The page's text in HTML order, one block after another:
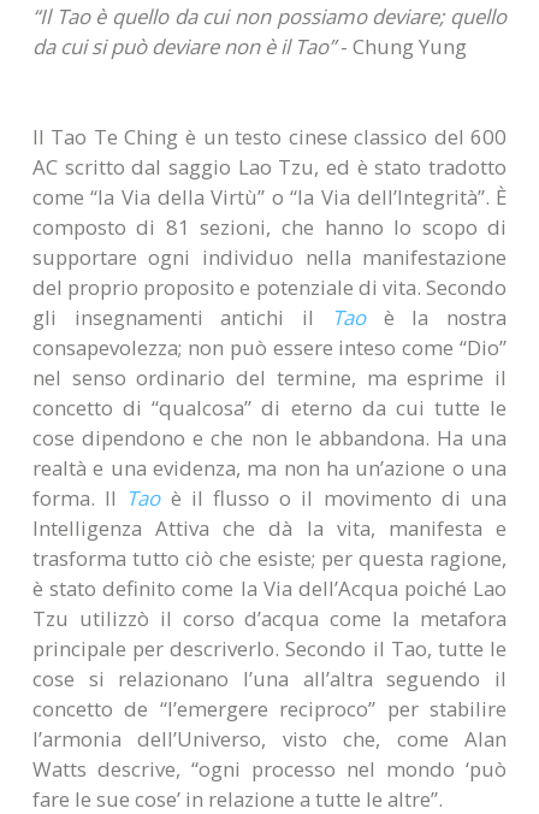
“Il Tao è quello da cui non possiamo deviare; quello
da cui si può deviare non è il Tao”- Chung Yung
Il Tao Te Ching è un testo cinese classico del 600
AC scritto dal saggio Lao Tzu, ed è stato tradotto
come “la Via della Virtù” o “la Via dell’Integrità”. È
composto di 81 sezioni, che hanno lo scopo di
supportare ogni individuo nella manifestazione
del proprio proposito e potenziale di vita. Secondo
gli insegnamenti antichi il
Taoè la nostra
consapevolezza; non può essere inteso come “Dio”
nel senso ordinario del termine, ma esprime il
concetto di “qualcosa” di eterno da cui tutte le
cose dipendono e che non le abbandona. Ha una
realtà e una evidenza, ma non ha un’azione o una
forma. Il Taoè il flusso o il movimento di una
Intelligenza Attiva che dà la vita, manifesta e
trasforma tutto ciò che esiste; per questa ragione,
è stato definito come la Via dell’Acqua poiché Lao
Tzu utilizzò il corso d’acqua come la metafora
principale per descriverlo. Secondo il Tao, tutte le
cose si relazionano l’una all’altra seguendo il
concetto de “l’emergere reciproco” per stabilire
l’armonia dell’Universo, visto che, come Alan
Watts descrive, “ogni processo nel mondo ‘può
fare le sue cose’ in relazione a tutte le altre”.